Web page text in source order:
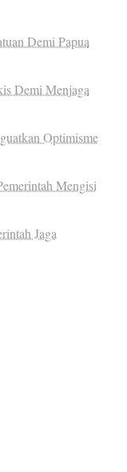
Demi Papua
Demi Menjaga
Optimisme
Mengisi
Jaga